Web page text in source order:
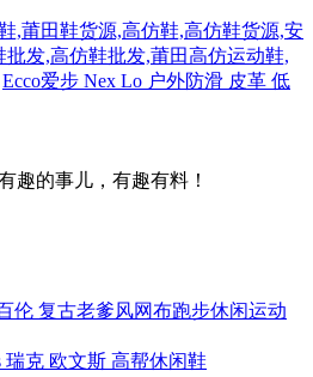
,莆田鞋货源,高仿鞋,高仿鞋货源,安
发,高仿鞋批发,莆田高仿运动鞋,
Ecco爱步 Nex Lo 户外防滑 皮革 低
趣的事儿，有趣有料！
伦 复古老爹风网布跑步休闲运动
瑞克 欧文斯 高帮休闲鞋